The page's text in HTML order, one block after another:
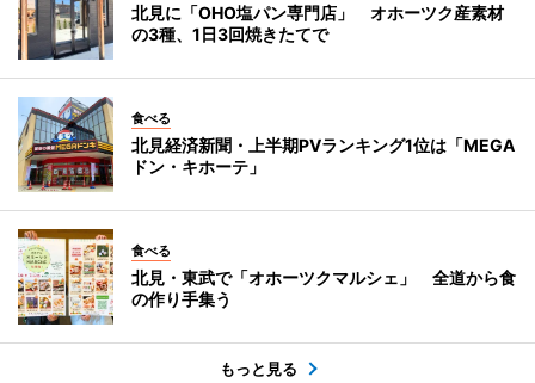
北見に「OHO塩パン専門店」 オホーツク産素材
の3種、1日3回焼きたてで
食べる
北見経済新聞・上半期PVランキング1位は「MEGA
ドン・キホーテ」
食べる
北見・東武で「オホーツクマルシェ」 全道から食
の作り手集う
もっと見る